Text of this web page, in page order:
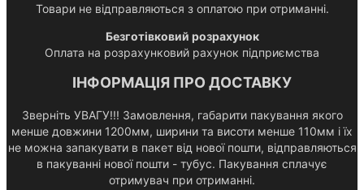
Товари не відправляються з оплатою при отриманні.
Безготівковий розрахунок
Оплата на розрахунковий рахунок підприємства
ІНФОРМАЦІЯ ПРО ДОСТАВКУ
Зверніть УВАГУ!!! Замовлення, габарити пакування якого
менше довжини 1200мм, ширини та висоти менше 110мм і їх
не можна запакувати в пакет від нової пошти, відправляються
в пакуванні нової пошти - тубус. Пакування сплачує
отримувач при отриманні.